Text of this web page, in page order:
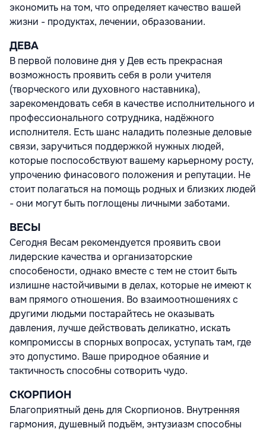
экономить на том, что определяет качество вашей
жизни - продуктах, лечении, образовании.
ДЕВА
В первой половине дня у Дев есть прекрасная
возможность проявить себя в роли учителя
(творческого или духовного наставника),
зарекомендовать себя в качестве исполнительного и
профессионального сотрудника, надёжного
исполнителя. Есть шанс наладить полезные деловые
связи, заручиться поддержкой нужных людей,
которые поспособствуют вашему карьерному росту,
упрочению финасового положения и репутации. Не
стоит полагаться на помощь родных и близких людей
- они могут быть поглощены личными заботами.
ВЕСЫ
Сегодня Весам рекомендуется проявить свои
лидерские качества и организаторские
способености, однако вместе с тем не стоит быть
излишне настойчивыми в делах, которые не имеют к
вам прямого отношения. Во взаимоотношениях с
другими людьми постарайтесь не оказывать
давления, лучше действовать деликатно, искать
компромиссы в спорных вопросах, уступать там, где
это допустимо. Ваше природное обаяние и
тактичность способны сотворить чудо.
СКОРПИОН
Благоприятный день для Скорпионов. Внутренняя
гармония, душевный подъём, энтузиазм способны